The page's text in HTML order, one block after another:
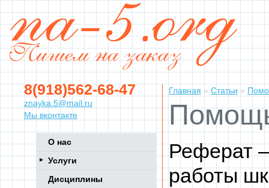
8(918)562-68-47
znayka.5@mail.ru
Мы вконтакте
О нас
Услуги
Дисциплины
Главная » Статьи »
Реферат
работы